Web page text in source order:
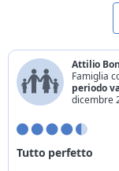
struttura adatta a
Animali
si accettano
Metodi di
Bike
deposito
Attilio
Famiglia
periodo
dicembre
Tutto perfetto